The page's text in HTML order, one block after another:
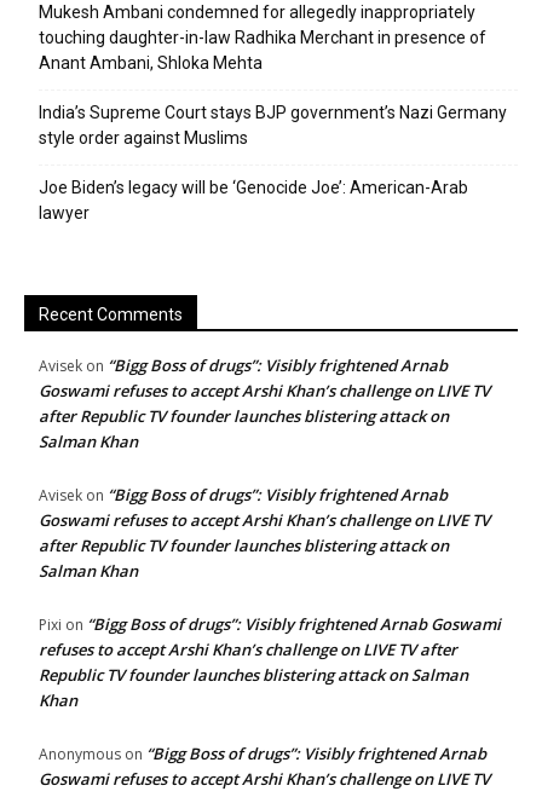
Mukesh Ambani condemned for allegedly inappropriately
touching daughter-in-law Radhika Merchant in presence of
Anant Ambani, Shloka Mehta
India’s Supreme Court stays BJP government’s Nazi Germany
style order against Muslims
Joe Biden’s legacy will be ‘Genocide Joe’: American-Arab
lawyer
Recent Comments
Avisek on “Bigg Boss of drugs”: Visibly frightened Arnab
Goswami refuses to accept Arshi Khan’s challenge on LIVE TV
after Republic TV founder launches blistering attack on
Salman Khan
Avisek on “Bigg Boss of drugs”: Visibly frightened Arnab
Goswami refuses to accept Arshi Khan’s challenge on LIVE TV
after Republic TV founder launches blistering attack on
Salman Khan
Pixi on “Bigg Boss of drugs”: Visibly frightened Arnab Goswami
refuses to accept Arshi Khan’s challenge on LIVE TV after
Republic TV founder launches blistering attack on Salman
Khan
Anonymous on “Bigg Boss of drugs”: Visibly frightened Arnab
Goswami refuses to accept Arshi Khan’s challenge on LIVE TV